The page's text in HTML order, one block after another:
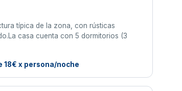
típica de la zona, con rústicas
casa cuenta con 5 dormitorios (3
18€ x persona/noche